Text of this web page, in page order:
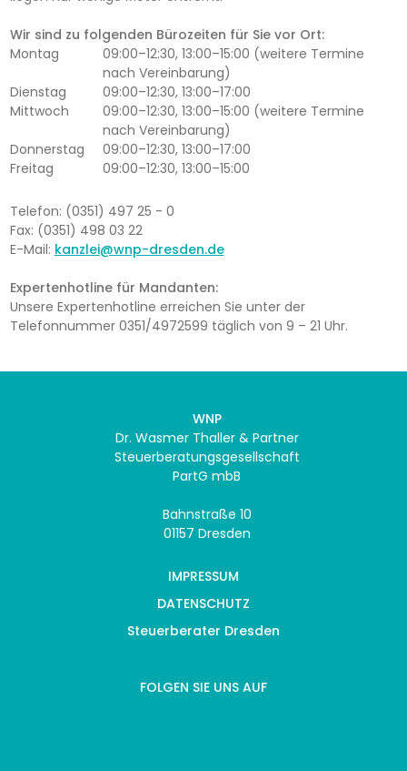
Wir sind zu folgenden Bürozeiten für Sie vor Ort:
Montag
09:00–12:30, 13:00–15:00 (weitere Termine
nach Vereinbarung)
Dienstag
09:00–12:30, 13:00–17:00
Mittwoch
09:00–12:30, 13:00–15:00 (weitere Termine
nach Vereinbarung)
Donnerstag
09:00–12:30, 13:00–17:00
Freitag
09:00–12:30, 13:00–15:00
Telefon: (0351) 497 25 - 0
Fax: (0351) 498 03 22
E-Mail: kanzlei@wnp-dresden.de
Expertenhotline für Mandanten:
Unsere Expertenhotline erreichen Sie unter der
Telefonnummer 0351/4972599 täglich von 9 – 21 Uhr.
WNP
Dr. Wasmer Thaller & Partner
Steuerberatungsgesellschaft
PartG mbB
Bahnstraße 10
01157 Dresden
IMPRESSUM
DATENSCHUTZ
Steuerberater Dresden
FOLGEN SIE UNS AUF